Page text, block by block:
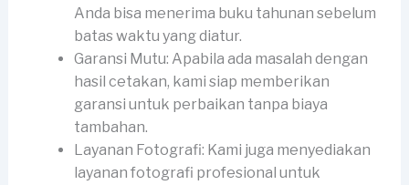
Anda bisa menerima buku tahunan sebelum
batas waktu yang diatur.
Garansi Mutu: Apabila ada masalah dengan
hasil cetakan, kami siap memberikan
garansi untuk perbaikan tanpa biaya
tambahan.
Layanan Fotografi: Kami juga menyediakan
layanan fotografi profesional untuk